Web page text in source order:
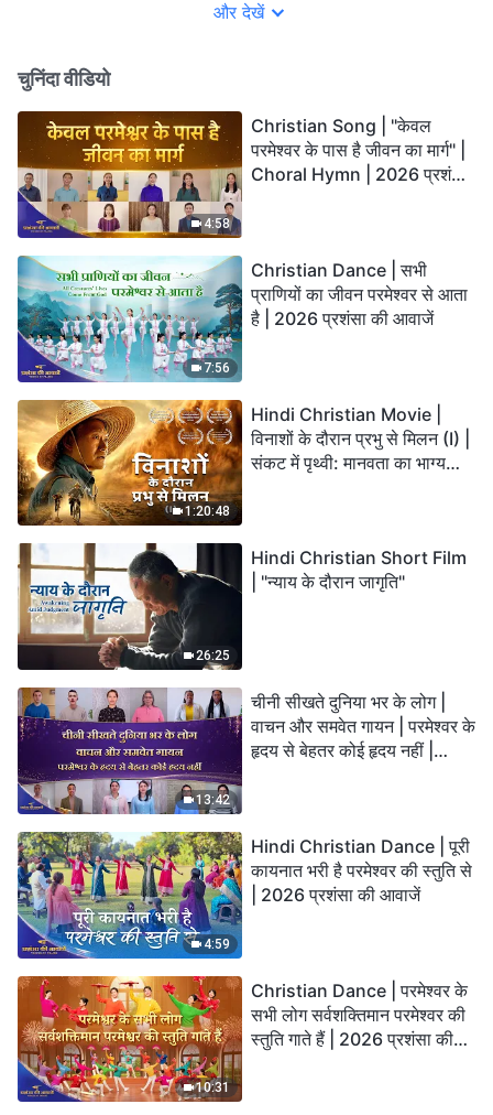
और देखें
चुनिंदा वीडियो
4:58
Christian Song | "केवल
परमेश्वर के पास है जीवन का मार्ग" |
Choral Hymn | 2026 प्रशंसा
7:56
Christian Dance | सभी
प्राणियों का जीवन परमेश्वर से आता
है | 2026 प्रशंसा की आवाजें
1:20:48
Hindi Christian Movie |
विनाशों के दौरान प्रभु से मिलन (I) |
संकट में पृथ्वी: मानवता का भाग्य
26:25
Hindi Christian Short Film
| "न्याय के दौरान जागृति"
13:42
चीनी सीखते दुनिया भर के लोग |
वाचन और समवेत गायन | परमेश्वर के
हृदय से बेहतर कोई हृदय नहीं |
4:59
Hindi Christian Dance | पूरी
कायनात भरी है परमेश्वर की स्तुति से
| 2026 प्रशंसा की आवाजें
10:31
Christian Dance | परमेश्वर के
सभी लोग सर्वशक्तिमान परमेश्वर की
स्तुति गाते हैं | 2026 प्रशंसा की